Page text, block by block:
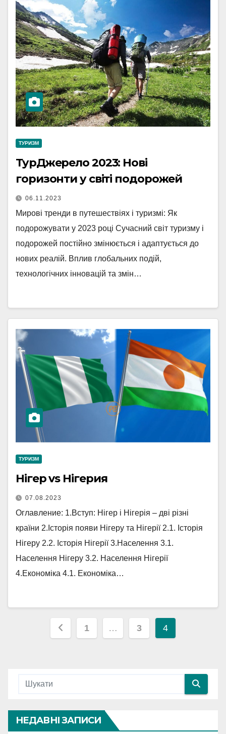
ТУРИЗМ
ТурДжерело 2023: Нові
горизонти у світі подорожей
06.11.2023
Мирові тренди в путешествіях і туризмі: Як
подорожувати у 2023 році Сучасний світ туризму і
подорожей постійно змінюється і адаптується до
нових реалій. Вплив глобальних подій,
технологічних інновацій та змін…
ТУРИЗМ
Нігер vs Нігерия
07.08.2023
Оглавление: 1.Вступ: Нігер і Нігерія – дві різні
країни 2.Історія появи Нігеру та Нігерії 2.1. Історія
Нігеру 2.2. Історія Нігерії 3.Населення 3.1.
Населення Нігеру 3.2. Населення Нігерії
4.Економіка 4.1. Економіка…
Навігація
1 … 3 4
НЕДАВНІ ЗАПИСИ